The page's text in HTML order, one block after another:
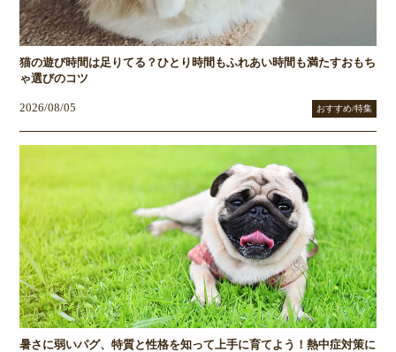
猫の遊び時間は足りてる？ひとり時間もふれあい時間も満たすおもち
ゃ選びのコツ
2026/08/05 おすすめ/特集
暑さに弱いパグ、特質と性格を知って上手に育てよう！熱中症対策に